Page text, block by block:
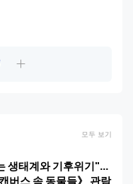
모두 보기
생태계와 기후위기"…
버스 속 동물들》 관람